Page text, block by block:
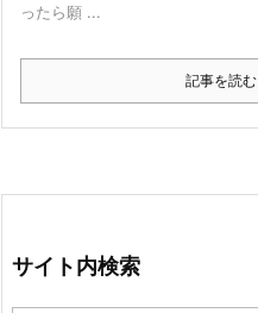
ったら願 ...
記事を読む
サイト内検索